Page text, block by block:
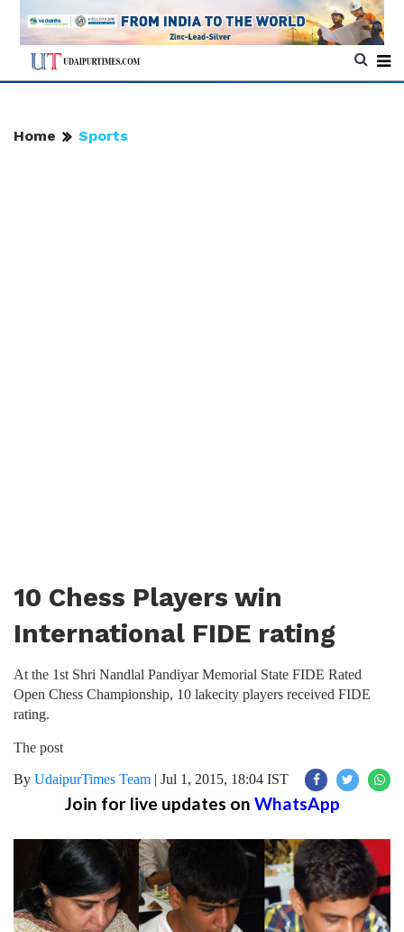
Home Sports
10 Chess Players win
International FIDE rating
At the 1st Shri Nandlal Pandiyar Memorial State FIDE Rated
Open Chess Championship, 10 lakecity players received FIDE
rating.
The post
By UdaipurTimes Team | Jul 1, 2015, 18:04 IST
Join for live updates on WhatsApp